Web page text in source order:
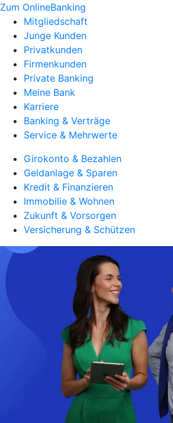
Zum OnlineBanking
Mitgliedschaft
Junge Kunden
Privatkunden
Firmenkunden
Private Banking
Meine Bank
Karriere
Banking & Verträge
Service & Mehrwerte
Girokonto & Bezahlen
Geldanlage & Sparen
Kredit & Finanzieren
Immobilie & Wohnen
Zukunft & Vorsorgen
Versicherung & Schützen